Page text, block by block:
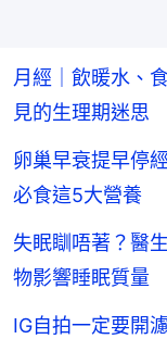
月經｜飲暖水、
見的生理期迷思
卵巢早衰提早停
必食這5大營養
失眠瞓唔著？醫
物影響睡眠質量
IG自拍一定要開